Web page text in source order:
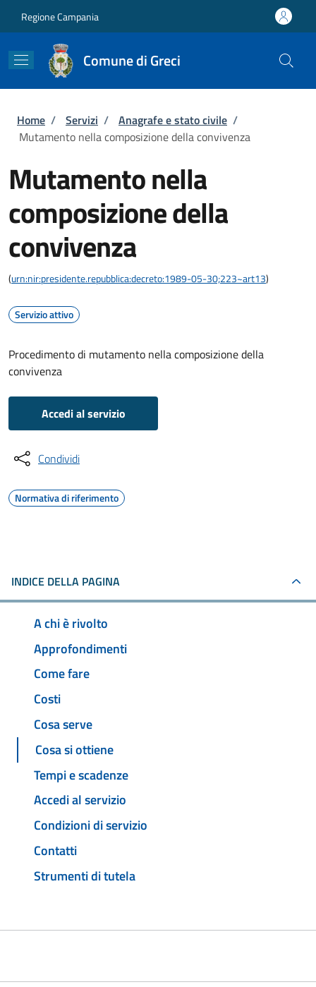
Regione Campania
Comune di Greci
Briciole di pane
Home / Servizi / Anagrafe e stato civile /
Mutamento nella composizione della convivenza
Mutamento nella
composizione della
convivenza
(urn:nir:presidente.repubblica:decreto:1989-05-30;223~art13)
Servizio attivo
Procedimento di mutamento nella composizione della
convivenza
Accedi al servizio
Condividi
Normativa di riferimento
INDICE DELLA PAGINA
A chi è rivolto
Approfondimenti
Come fare
Costi
Cosa serve
Cosa si ottiene
Tempi e scadenze
Accedi al servizio
Condizioni di servizio
Contatti
Strumenti di tutela